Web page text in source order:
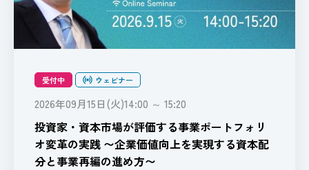
受付中 ウェビナー
2026年09月15日(火)14:00 ～ 15:20
投資家・資本市場が評価する事業ポートフォリ
オ変革の実践​ 〜企業価値向上を実現する資本配
分と事業再編の進め方〜​